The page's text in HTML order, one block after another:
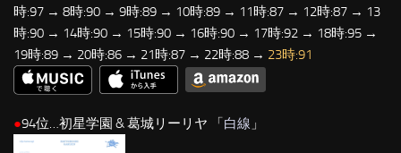
時:97 → 8時:90 → 9時:89 → 10時:89 → 11時:87 → 12時:87 → 13
時:90 → 14時:90 → 15時:90 → 16時:90 → 17時:92 → 18時:95 →
19時:89 → 20時:86 → 21時:87 → 22時:88 → 23時:91
●94位…初星学園 & 葛城リーリヤ 「白線 」